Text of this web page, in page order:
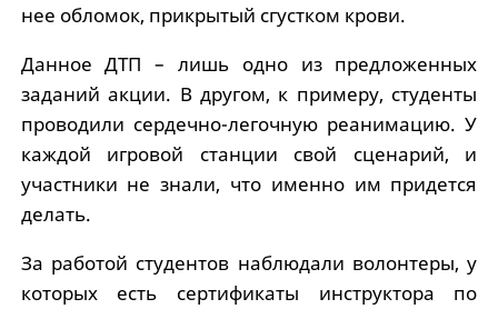
нее обломок, прикрытый сгустком крови.
Данное ДТП – лишь одно из предложенных
заданий акции. В другом, к примеру, студенты
проводили сердечно-легочную реанимацию. У
каждой игровой станции свой сценарий, и
участники не знали, что именно им придется
делать.
За работой студентов наблюдали волонтеры, у
которых есть сертификаты инструктора по